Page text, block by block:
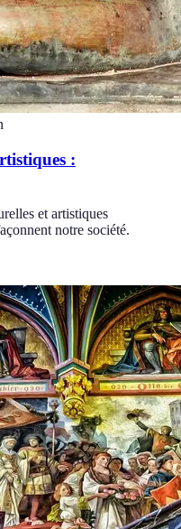
:
et artistiques
notre société.